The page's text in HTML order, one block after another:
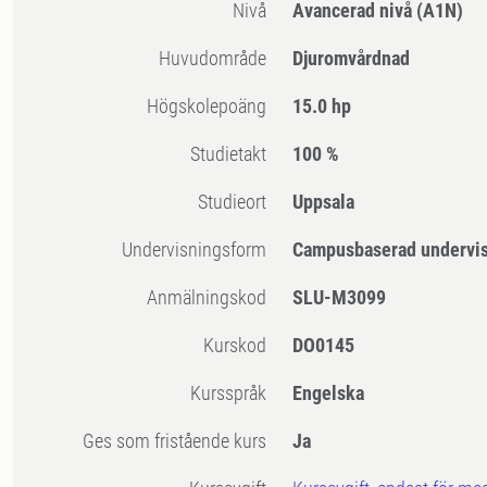
Nivå Avancerad nivå (A1N)
Huvudområde Djuromvårdnad
högskolepoäng 15.0 hp
Studietakt 100 %
Studieort Uppsala
Undervisningsform Campusbaserad
Anmälningskod SLU-M3099
Kurskod DO0145
Kursspråk Engelska
Ges som fristående kurs Ja